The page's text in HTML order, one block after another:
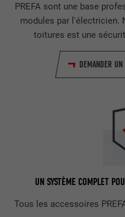
PREFA sont une base
modules par l'électricien.
toitures est une
DEMANDER
UN SYSTÈME COMPLET
Tous les accessoires